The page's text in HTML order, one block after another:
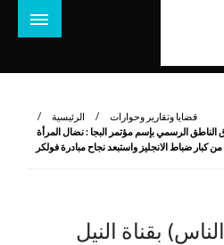
الرئيسية
قضايا وتقارير وحوارات
الناطق الرسمي بإسم مؤتمر البجا : نضال المرأة
بقناة النيل